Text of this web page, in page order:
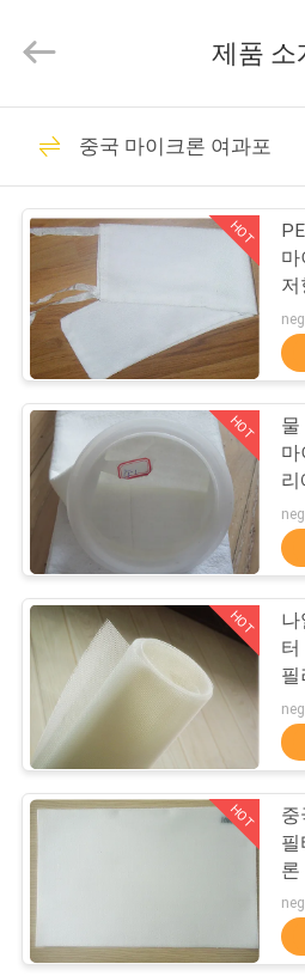
제
사
소
개
공
장
견
품
리
Hangzhou
Philis
Co.,
먼지 휠터
유리 섬유
마이크론
필터 프레스
제품 소
중국 마이크론 여과포
HOT
마
저
항
로
HOT
물
마
리
HOT
나
터
필
HOT
중
필
론